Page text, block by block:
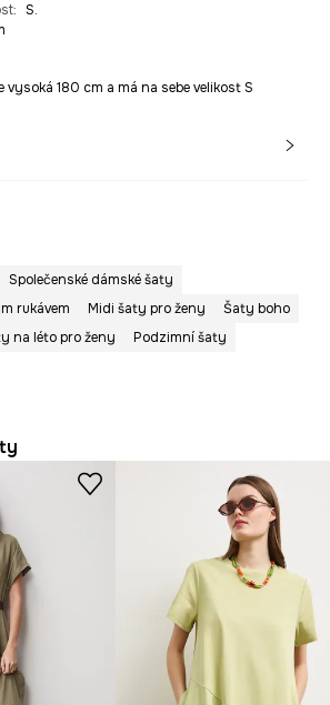
: S.
180 cm a má na sebe velikost S
Společenské dámské šaty
rukávem
Midi šaty pro ženy
Šaty boho
na léto pro ženy
Podzimní šaty